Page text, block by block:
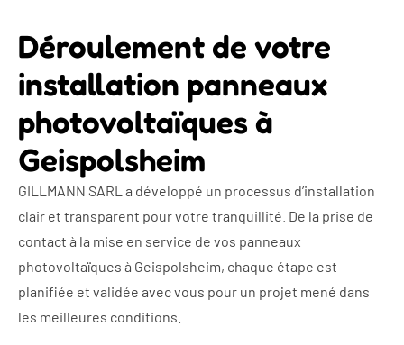
Déroulement de votre
installation panneaux
photovoltaïques à
Geispolsheim
GILLMANN SARL a développé un processus d’installation
clair et transparent pour votre tranquillité. De la prise de
contact à la mise en service de vos panneaux
photovoltaïques à Geispolsheim, chaque étape est
planifiée et validée avec vous pour un projet mené dans
les meilleures conditions.